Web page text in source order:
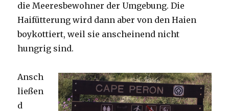
die Meeresbewohner der Umgebung. Die
Haifütterung wird dann aber von den Haien
boykottiert, weil sie anscheinend nicht
hungrig sind.
Ansch
ließen
d